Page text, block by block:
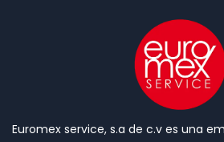
Euromex service, s.a de c.v es una